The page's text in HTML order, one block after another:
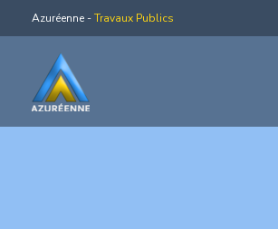
Azuréenne -Travaux Publics